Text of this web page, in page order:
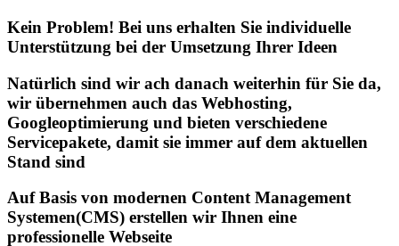
Kein Problem! Bei uns erhalten Sie individuelle
Unterstützung bei der Umsetzung Ihrer Ideen
Natürlich sind wir ach danach weiterhin für Sie da,
wir übernehmen auch das Webhosting,
Googleoptimierung und bieten verschiedene
Servicepakete, damit sie immer auf dem aktuellen
Stand sind
Auf Basis von modernen Content Management
Systemen(CMS) erstellen wir Ihnen eine
professionelle Webseite